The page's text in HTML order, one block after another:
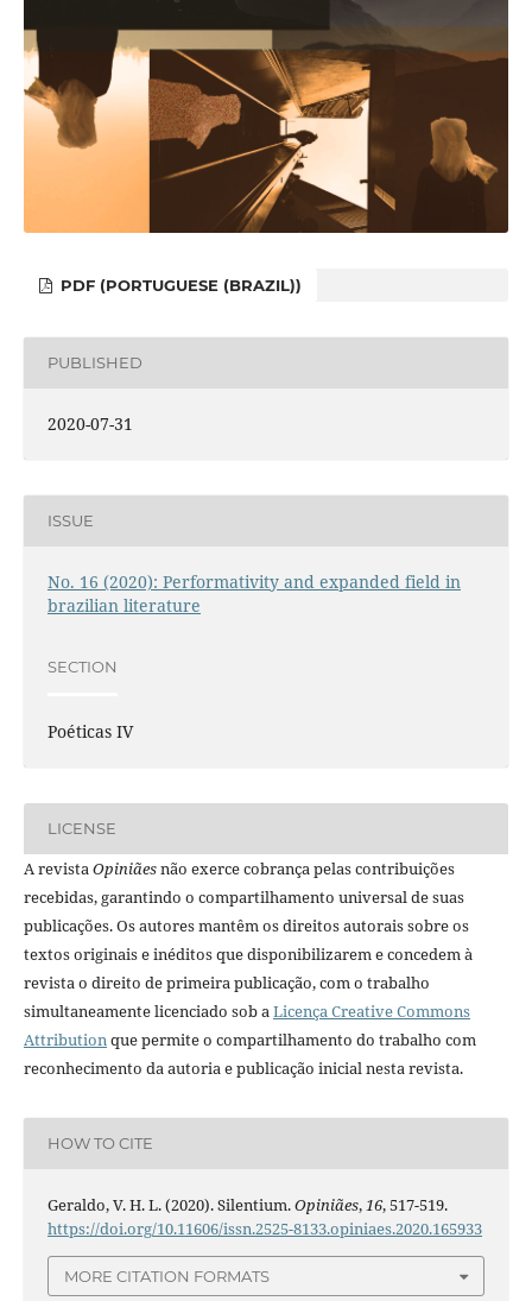
PDF (PORTUGUESE (BRAZIL))
PUBLISHED
2020-07-31
ISSUE
No. 16 (2020): Performativity and expanded field in
brazilian literature
SECTION
Poéticas IV
LICENSE
A revistaOpiniãesnão exerce cobrança pelas contribuições
recebidas, garantindo o compartilhamento universal de suas
publicações. Os autores mantêm os direitos autorais sobre os
textos originais e inéditos que disponibilizarem e concedem à
revista o direito de primeira publicação, com o trabalho
simultaneamente licenciado sob aLicença Creative Commons
Attributionque permite o compartilhamento do trabalho com
reconhecimento da autoria e publicação inicial nesta revista.
HOW TO CITE
Geraldo, V. H. L. (2020). Silentium.Opiniães,16, 517-519.
https://doi.org/10.11606/issn.2525-8133.opiniaes.2020.165933
MORE CITATION FORMATS